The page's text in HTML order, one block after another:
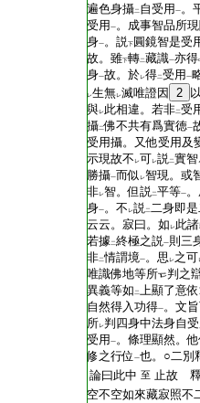
遍色身攝二 自受用 一。
受用 一。成事智品所
身一。説下 圓鏡智是受
故。雖下轉二藏識一亦得
身一故。於レ得二受用 一
レ生無レ滅唯證因 2
與レ此相違。若非二受
攝二佛不共有爲實徳一
受用攝。又他受用及
示現故不 レ可レ説二實
勝攝一而似 レ智現。或
非レ智。但説二平等一
身一。不 レ説二二身即
云云。寂曰。如 レ此
若據二終極之説一則三
非二情謂境一。思 レ之可
唯識佛地等所
判之
異義等如 二上顯了意
自然得入功得一。文
所レ判四身中法身自
受用 一。條理顯然。
修之行位 一也。○二別
論曰此中 至 止故
空不空如來藏寂照不